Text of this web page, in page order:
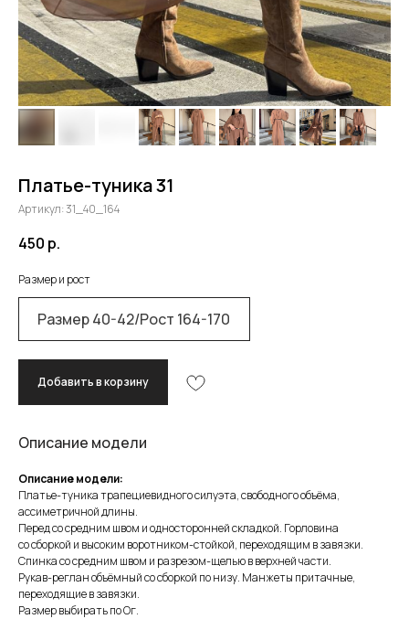
Платье-туника 31
Артикул:31_40_164
450 р.
Размер и рост
Добавить в корзину
Описание модели
Описание модели:
Платье-туника трапециевидного силуэта, свободного объёма,
ассиметричной длины.
Перед со средним швом и односторонней складкой. Горловина
со сборкой и высоким воротником-стойкой, переходящим в завязки.
Спинка со средним швом и разрезом-щелью в верхней части.
Рукав-реглан объёмный со сборкой по низу. Манжеты притачные,
переходящие в завязки.
Размер выбирать по Ог.